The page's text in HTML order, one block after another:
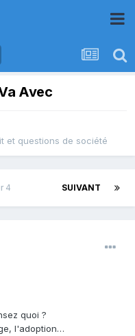
Avec
et questions de société
SUIVANT
4
quoi ?
l'adoption…